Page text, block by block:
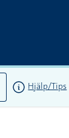
Hjälp/Tips